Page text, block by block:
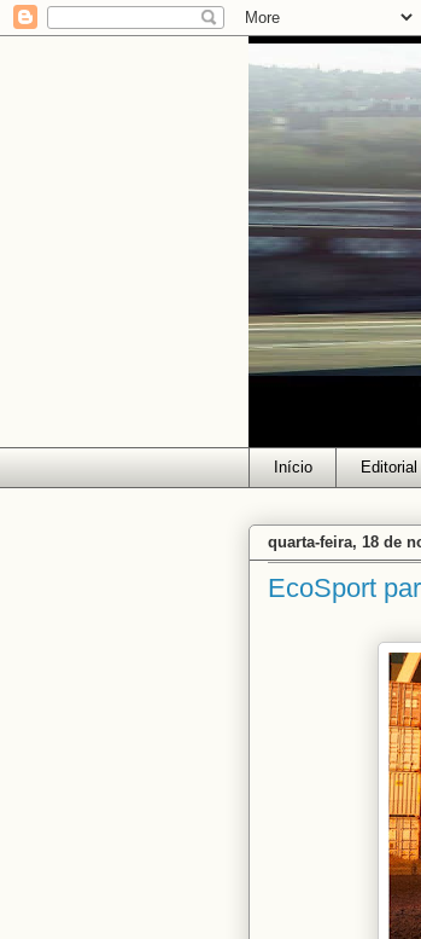
Início Editorial
quarta-feira, 18 de
EcoSport